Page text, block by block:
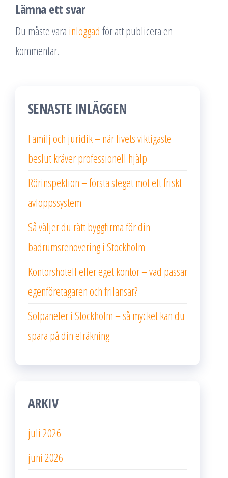
Lämna ett svar
Du måste vara inloggad för att publicera en
kommentar.
SENASTE INLÄGGEN
Familj och juridik – när livets viktigaste
beslut kräver professionell hjälp
Rörinspektion – första steget mot ett friskt
avloppssystem
Så väljer du rätt byggfirma för din
badrumsrenovering i Stockholm
Kontorshotell eller eget kontor – vad passar
egenföretagaren och frilansar?
Solpaneler i Stockholm – så mycket kan du
spara på din elräkning
ARKIV
juli 2026
juni 2026